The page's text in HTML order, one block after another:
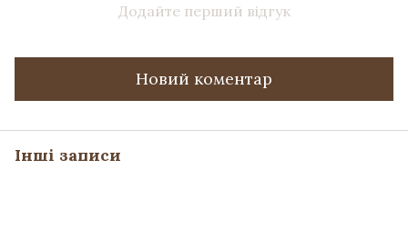
Додайте перший відгук
Новий коментар
Інші записи